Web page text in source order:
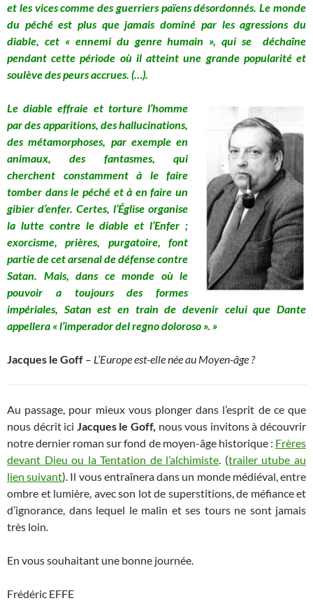
et les vices comme des guerriers païens désordonnés. Le monde
du péché est plus que jamais dominé par les agressions du
diable, cet « ennemi du genre humain », qui se déchaîne
pendant cette période où il atteint une grande popularité et
soulève des peurs accrues. (…).
Le diable effraie et torture l’homme
par des apparitions, des hallucinations,
des métamorphoses, par exemple en
animaux, des fantasmes, qui
cherchent constamment à le faire
tomber dans le péché et à en faire un
gibier d’enfer. Certes, l’Église organise
la lutte contre le diable et l’Enfer ;
exorcisme, prières, purgatoire, font
partie de cet arsenal de défense contre
Satan. Mais, dans ce monde où le
pouvoir a toujours des formes
impériales, Satan est en train de devenir celui que Dante
appellera « l’imperador del regno doloroso ». »
Jacques le Goff – L’Europe est-elle née au Moyen-âge ?
Au passage, pour mieux vous plonger dans l’esprit de ce que
nous décrit ici Jacques le Goff, nous vous invitons à découvrir
notre dernier roman sur fond de moyen-âge historique : Frères
devant Dieu ou la Tentation de l’alchimiste. (trailer utube au
lien suivant). Il vous entraînera dans un monde médiéval, entre
ombre et lumière, avec son lot de superstitions, de méfiance et
d’ignorance, dans lequel le malin et ses tours ne sont jamais
très loin.
En vous souhaitant une bonne journée.
Frédéric EFFE